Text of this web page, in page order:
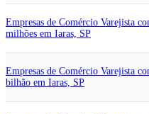
Empresas de Comércio Varejista
milhões em Iaras, SP
Empresas de Comércio Varejista
bilhão em Iaras, SP